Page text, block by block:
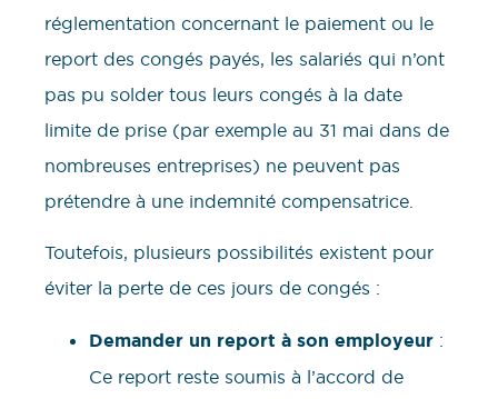
réglementation concernant le paiement ou le
report des congés payés, les salariés qui n’ont
pas pu solder tous leurs congés à la date
limite de prise (par exemple au 31 mai dans de
nombreuses entreprises) ne peuvent pas
prétendre à une indemnité compensatrice.
Toutefois, plusieurs possibilités existent pour
éviter la perte de ces jours de congés :
Demander un report à son employeur :
Ce report reste soumis à l’accord de